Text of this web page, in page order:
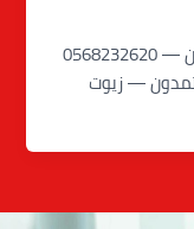
تدليك سويدي في المنزل الرياض احجز الآن — 0568232620
معتمدون — زيوت